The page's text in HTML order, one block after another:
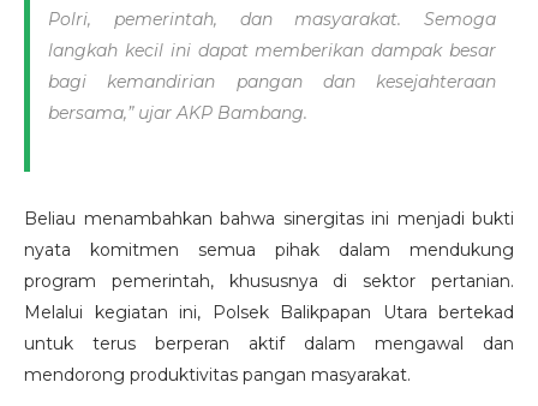
Polri, pemerintah, dan masyarakat. Semoga
langkah kecil ini dapat memberikan dampak besar
bagi kemandirian pangan dan kesejahteraan
bersama,” ujar AKP Bambang.
Beliau menambahkan bahwa sinergitas ini menjadi bukti
nyata komitmen semua pihak dalam mendukung
program pemerintah, khususnya di sektor pertanian.
Melalui kegiatan ini, Polsek Balikpapan Utara bertekad
untuk terus berperan aktif dalam mengawal dan
mendorong produktivitas pangan masyarakat.